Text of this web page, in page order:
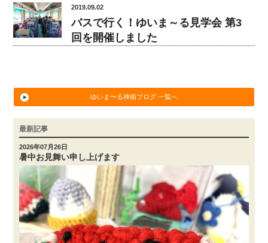
2019.09.02
バスで行く！ゆいま～る見学会 第3
回を開催しました
ゆいま〜る神南ブログ 一覧へ
最新記事
2026年07月26日
暑中お見舞い申し上げます